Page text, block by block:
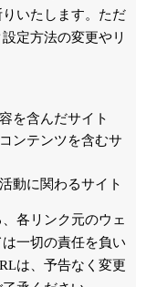
いたします。ただ
定方法の変更やリ
を含んだサイト
ンテンツを含むサ
動に関わるサイト
各リンク元のウェ
一切の責任を負い
は、予告なく変更